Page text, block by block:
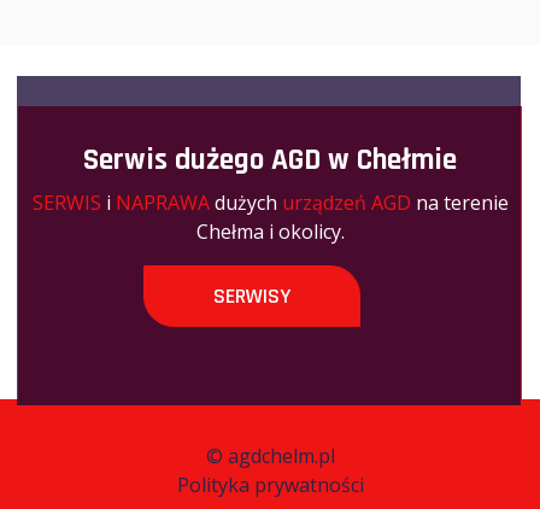
Serwis dużego AGD w Chełmie
SERWIS i NAPRAWAdużych urządzeń AGD na terenie
Chełma i okolicy.
SERWISY
© agdchelm.pl
Polityka prywatności